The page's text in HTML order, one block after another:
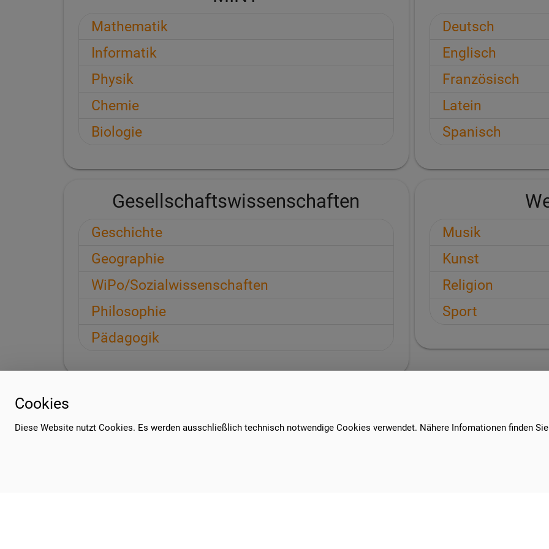
Cookies
Diese Website nutzt Cookies. Es werden ausschließlich technisch notwendige Cookies verwendet. Nähere Infomationen finden
Mathematik
Informatik
Physik
Chemie
Biologie
Deutsch
Englisch
Französisch
Latein
Spanisch
Gesellschaftswissenschaften
Geschichte
Geographie
WiPo/Sozialwissenschaften
Philosophie
Pädagogik
Musik
Kunst
Religion
Sport